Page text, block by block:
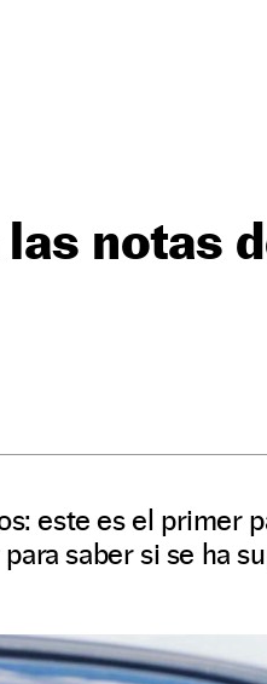
notas
este es el primer
saber si se ha